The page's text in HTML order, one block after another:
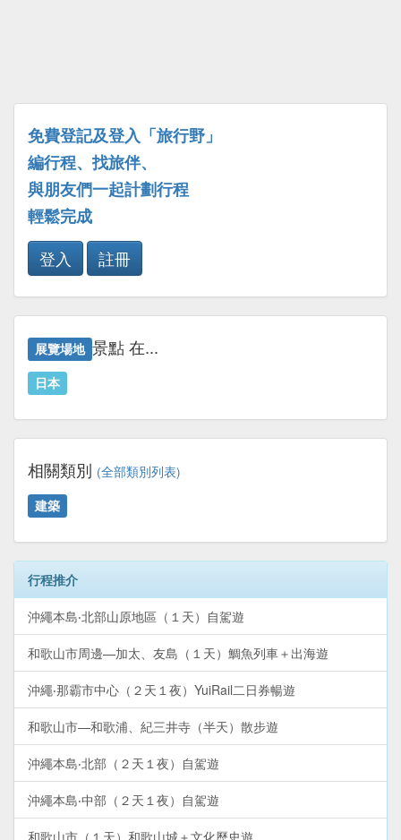
免費登記及登入「旅行野」
編行程、找旅伴、
與朋友們一起計劃行程
輕鬆完成
登入
註冊
展覽場地 景點 在...
日本
相關類別 (全部類別列表)
建築
行程推介
沖繩本島‧北部山原地區（１天）自駕遊
和歌山市周邊—加太、友島（１天）鯛魚列車＋出海遊
沖繩‧那霸市中心（２天１夜）YuiRail二日券暢遊
和歌山市—和歌浦、紀三井寺（半天）散步遊
沖繩本島‧北部（２天１夜）自駕遊
沖繩本島‧中部（２天１夜）自駕遊
和歌山市（１天）和歌山城＋文化歷史遊